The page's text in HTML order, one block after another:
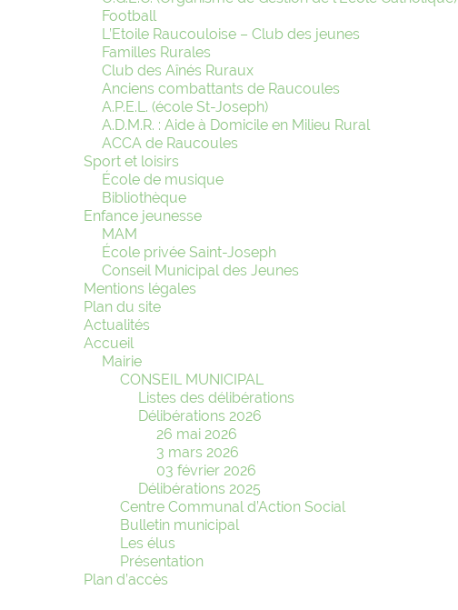
Football
L’Etoile Raucouloise – Club des jeunes
Familles Rurales
Club des Aînés Ruraux
Anciens combattants de Raucoules
A.P.E.L. (école St-Joseph)
A.D.M.R. : Aide à Domicile en Milieu Rural
ACCA de Raucoules
Sport et loisirs
École de musique
Bibliothèque
Enfance jeunesse
MAM
École privée Saint-Joseph
Conseil Municipal des Jeunes
Mentions légales
Plan du site
Actualités
Accueil
Mairie
CONSEIL MUNICIPAL
Listes des délibérations
Délibérations 2026
26 mai 2026
3 mars 2026
03 février 2026
Délibérations 2025
Centre Communal d’Action Social
Bulletin municipal
Les élus
Présentation
Plan d’accès